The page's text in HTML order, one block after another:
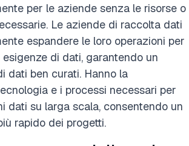
per le aziende senza le risorse o
Le aziende di raccolta dati
espandere le loro operazioni per
di dati, garantendo un
dati ben curati. Hanno la
e i processi necessari per
dati su larga scala, consentendo un
rapido dei progetti.